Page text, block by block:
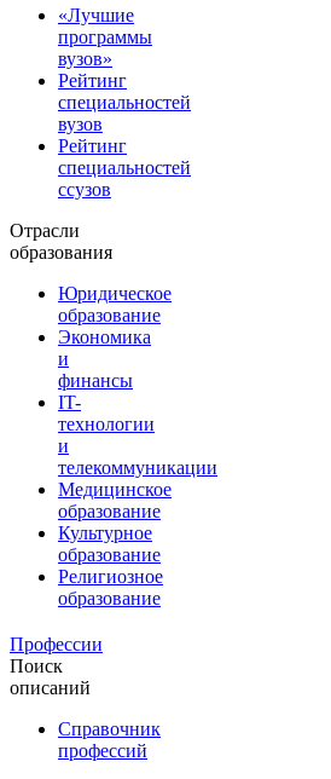
«Лучшие
программы
вузов»
Рейтинг
специальностей
вузов
Рейтинг
специальностей
ссузов
Отрасли
образования
Юридическое
образование
Экономика
и
финансы
IT-
технологии
и
телекоммуникации
Медицинское
образование
Культурное
образование
Религиозное
образование
Профессии
Поиск
описаний
Справочник
профессий